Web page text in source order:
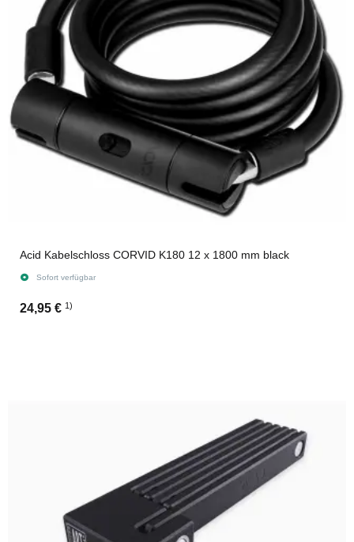
Acid Kabelschloss CORVID K180 12 x 1800 mm black
Sofort verfügbar
24,95 € 1)